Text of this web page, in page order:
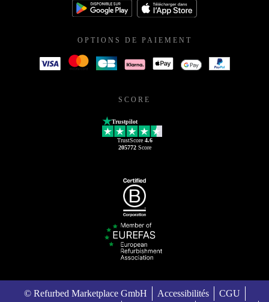
OPTIONS DE PAIEMENT
SCORE
Trustpilot
TrustScore 4.6
205772Score
© Refurbed Marketplace GmbH Accessibilités CGU